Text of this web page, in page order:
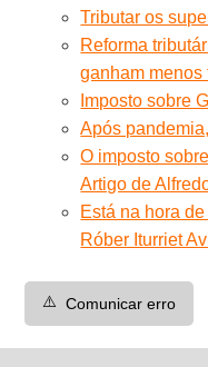
Tributar os
Reforma
ganham menos
Imposto sobre
Após
O imposto
Artigo de
Está na hora
Róber Iturriet
⚠️ Comunicar erro